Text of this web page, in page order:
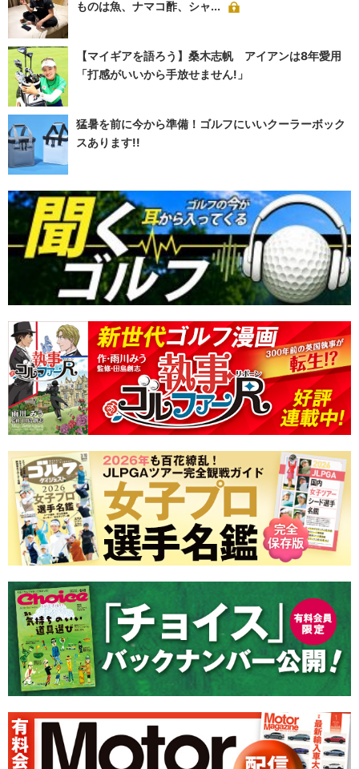
ものは魚、ナマコ酢、シャ...
【マイギアを語ろう】桑木志帆 アイアンは8年愛用
「打感がいいから手放せません!」
猛暑を前に今から準備！ゴルフにいいクーラーボック
スあります!!